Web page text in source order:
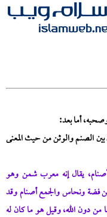
أما بعد:
بين الصنم والوثن من حيث المعنى
يقال إنه معرب شمن وهو
ونحاس والجمع أصنام وقد
من دون الله، وقيل هو ما كان له